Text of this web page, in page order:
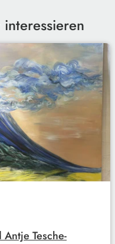
Tesche-